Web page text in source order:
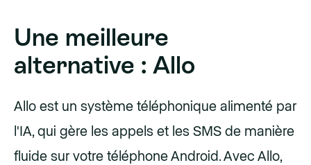
Une meilleure
alternative : Allo
Allo est un système téléphonique alimenté par
l'IA, qui gère les appels et les SMS de manière
fluide sur votre téléphone Android. Avec Allo,